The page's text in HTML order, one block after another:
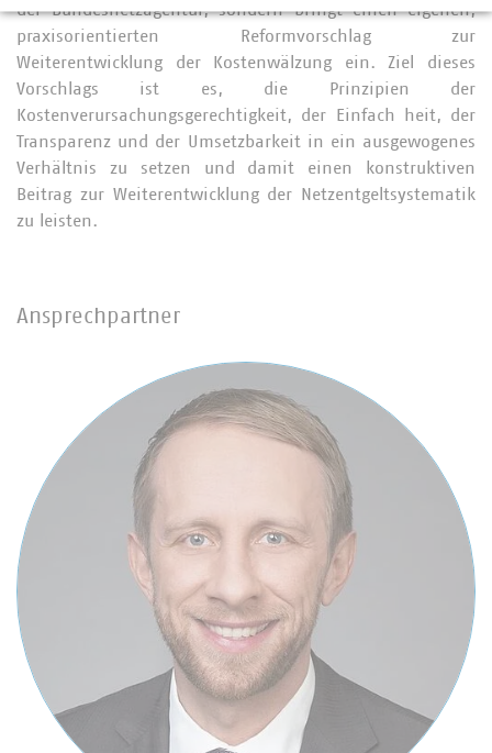
der Bundesnetzagentur, sondern bringt einen eigenen,
praxisorientierten Reformvorschlag zur
Weiterentwicklung der Kostenwälzung ein. Ziel dieses
Vorschlags ist es, die Prinzipien der
Kostenverursachungsgerechtigkeit, der Einfach heit, der
Transparenz und der Umsetzbarkeit in ein ausgewogenes
Verhältnis zu setzen und damit einen konstruktiven
Beitrag zur Weiterentwicklung der Netzentgeltsystematik
zu leisten.
Ansprechpartner